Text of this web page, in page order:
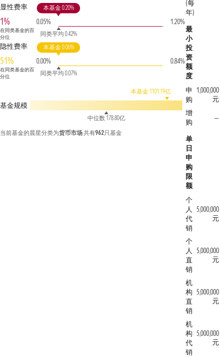
显性费率
1%
在同类基金的百
分位
0.05%
本基金 0.20%
同类平均 0.42%
1.20%
隐性费率
51%
在同类基金的百
分位
0.00%
本基金 0.06%
同类平均 0.07%
0.84%
基金规模
本基金 1101.19亿
中位数 178.80亿
当前基金的晨星分类为货币市场共有962只基金
(每
年)
最
小
投
资
额
度
申
购
1,000,000
元
增
购
—
单
日
申
购
限
额
个
人
代
销
5,000,000
元
个
人
直
销
5,000,000
元
机
构
直
销
5,000,000
元
机
构
代
销
5,000,000
元